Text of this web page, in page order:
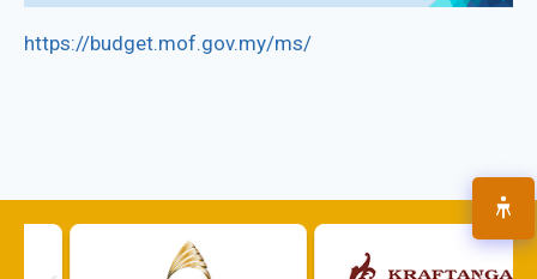
https://budget.mof.gov.my/ms/